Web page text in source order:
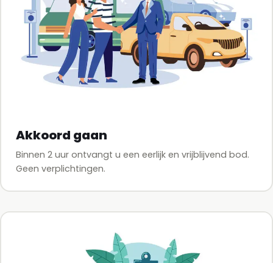
Akkoord gaan
Binnen 2 uur ontvangt u een eerlijk en vrijblijvend bod.
Geen verplichtingen.